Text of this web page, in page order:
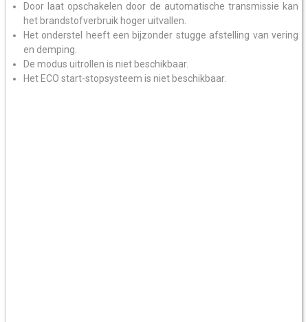
Door laat opschakelen door de automatische transmissie kan
het brandstofverbruik hoger uitvallen.
Het onderstel heeft een bijzonder stugge afstelling van vering
en demping.
De modus uitrollen is niet beschikbaar.
Het ECO start-stopsysteem is niet beschikbaar.